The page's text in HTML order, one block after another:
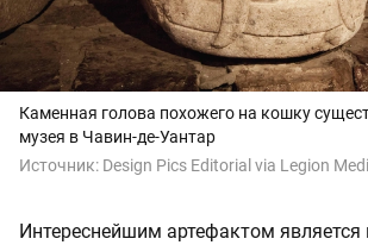
Каменная голова похожего на кошку
музея в Чавин-де-Уантар
Источник: Design Pics Editorial via Legion
Интереснейшим артефактом является